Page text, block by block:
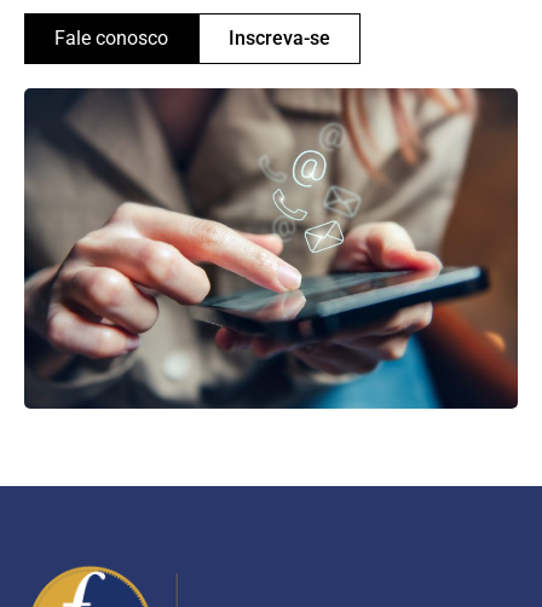
Fale conosco Inscreva-se